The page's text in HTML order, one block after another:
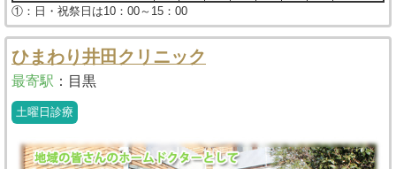
①：日・祝祭日は10：00～15：00
ひまわり井田クリニック
最寄駅 ： 目黒
土曜日診療